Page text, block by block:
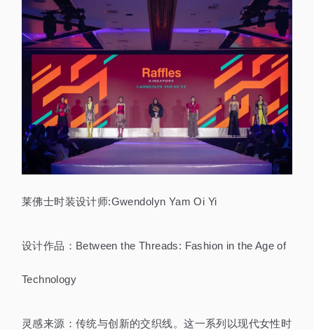
莱佛士时装设计师:Gwendolyn Yam Oi Yi
设计作品：Between the Threads: Fashion in the Age of
Technology
灵感来源：传统与创新的交织线。这一系列以现代女性时